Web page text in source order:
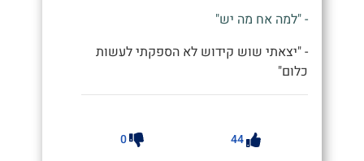
- "למה אח מה יש"
- "יצאתי שוש קידוש לא הספקתי לעשות
כלום"
44
0